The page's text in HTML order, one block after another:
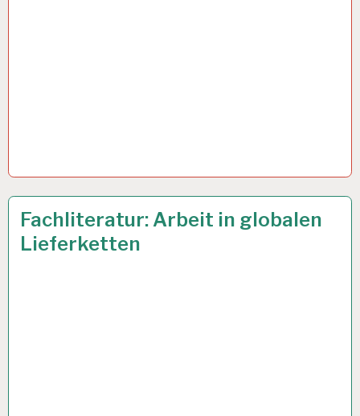
ARBEIT
UND
GESUNDHEIT…
Fachliteratur: Arbeit in globalen
Lieferketten
12 MAI 2022